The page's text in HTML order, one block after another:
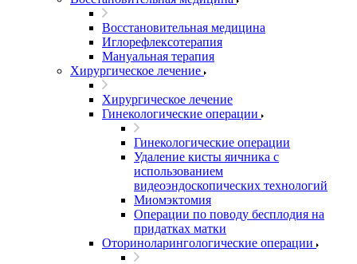
Восстановительная медицина
Иглорефлексотерапия
Мануальная терапия
Хирургическое лечение
Хирургическое лечение
Гинекологические операции
Гинекологические операции
Удаление кисты яичника с
использованием
видеоэндоскопических технологий
Миомэктомия
Операции по поводу бесплодия на
придатках матки
Оториноларингологические операции